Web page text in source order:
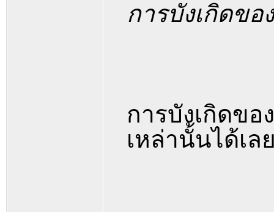
การบังเกิดขอ
การบังเกิดข
เหล่านั้นได้เ